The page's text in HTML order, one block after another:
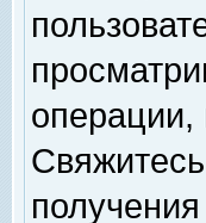
операции,